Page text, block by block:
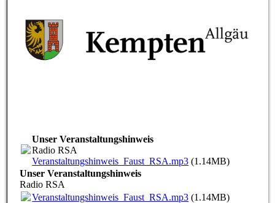
Unser Veranstaltungshinweis
Radio RSA
Veranstaltungshinweis_Faust_RSA.mp3 (1.14MB)
Unser Veranstaltungshinweis
Radio RSA
Veranstaltungshinweis_Faust_RSA.mp3 (1.14MB)